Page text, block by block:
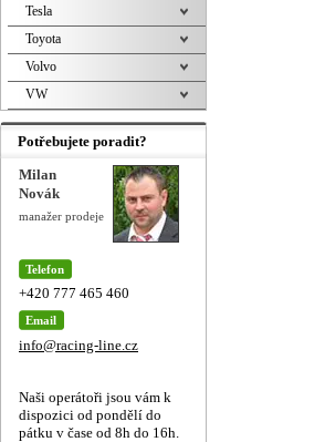
Tesla
Toyota
Volvo
VW
Potřebujete poradit?
Milan
Novák
manažer prodeje
Telefon
+420 777 465 460
Email
info@racing-line.cz
Naši operátoři jsou vám k
dispozici od pondělí do
pátku v čase od 8h do 16h.